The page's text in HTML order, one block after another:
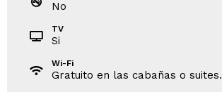
No
TV
Si
Wi-Fi
Gratuito en las cabañas o suites.